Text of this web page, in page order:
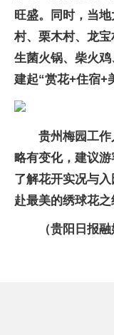
旺盛。同时，当
村、栗木村、龙
生菌火锅、柴火
建起“赏花+住宿+
贵州梅园工
略有变化，建议
了解花开实况与
赴最美的绣球花之
（贵阳日报